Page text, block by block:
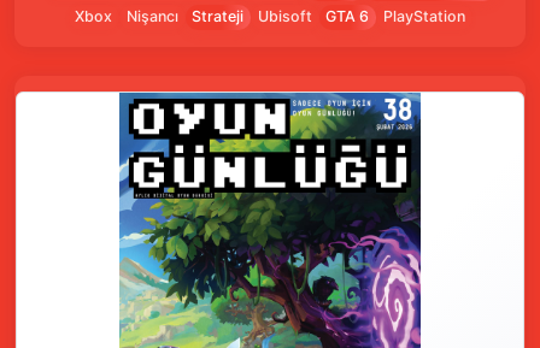
Xbox
Nişancı Strateji Ubisoft GTA 6 PlayStation